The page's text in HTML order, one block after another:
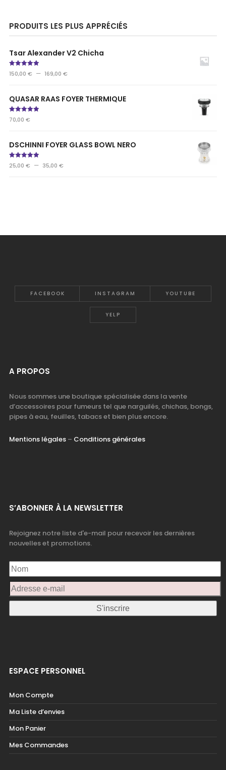
PRODUITS LES PLUS APPRÉCIÉS
Tsar Alexander V2 Chicha
Note5.00
sur 5
150,00 € – 169,00 €
QUASAR RAAS FOYER THERMIQUE
Note5.00
sur 5
70,00 €
DSCHINNI FOYER GLASS BOWL NERO
Note5.00
sur 5
25,00 € – 35,00 €
FACEBOOK INSTAGRAM YOUTUBE
YELP
A PROPOS
Nous sommes une boutique spécialisée dans la vente
d’accessoires pour fumeurs tel que narguilés, chichas, bongs,
pipes à eau, feuilles, tabacs et bien plus encore.
Mentions légales– Conditions générales
S’ABONNER À LA NEWSLETTER
Rejoignez notre liste d'e-mail pour recevoir les dernières
nouvelles et promotions.
ESPACE PERSONNEL
Mon Compte
Ma Liste d’envies
Mon Panier
Mes Commandes